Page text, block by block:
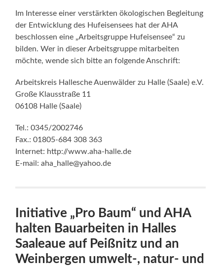
Im Interesse einer verstärkten ökologischen Begleitung
der Entwicklung des Hufeisensees hat der AHA
beschlossen eine „Arbeitsgruppe Hufeisensee“ zu
bilden. Wer in dieser Arbeitsgruppe mitarbeiten
möchte, wende sich bitte an folgende Anschrift:
Arbeitskreis Hallesche Auenwälder zu Halle (Saale) e.V.
Große Klausstraße 11
06108 Halle (Saale)
Tel.: 0345/2002746
Fax.: 01805-684 308 363
Internet: http://www.aha-halle.de
E-mail: aha_halle@yahoo.de
Initiative „Pro Baum“ und AHA
halten Bauarbeiten in Halles
Saaleaue auf Peißnitz und an
Weinbergen umwelt-, natur- und